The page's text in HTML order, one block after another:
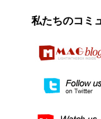
私たちのコミ